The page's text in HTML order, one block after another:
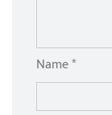
Name *